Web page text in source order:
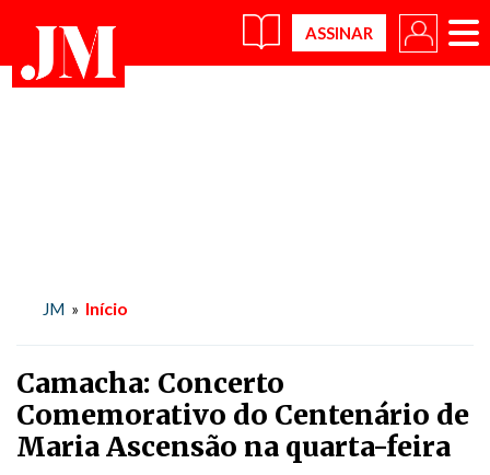
×
JM » Início
Camacha: Concerto
Comemorativo do Centenário de
Maria Ascensão na quarta-feira